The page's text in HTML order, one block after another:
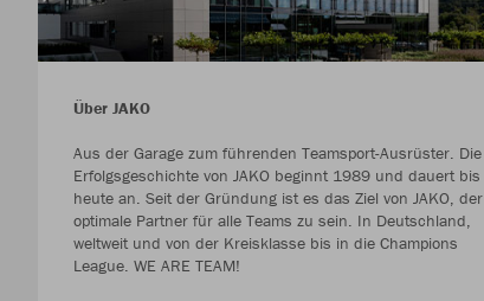
Über JAKO
Aus der Garage zum führenden Teamsport-Ausrüster. Die
Erfolgsgeschichte von JAKO beginnt 1989 und dauert bis
heute an. Seit der Gründung ist es das Ziel von JAKO, der
optimale Partner für alle Teams zu sein. In Deutschland,
weltweit und von der Kreisklasse bis in die Champions
League. WE ARE TEAM!